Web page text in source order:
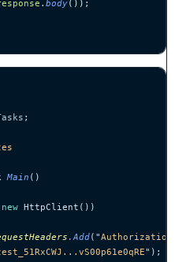
. body()) ;
;
Main ()
new HttpClient())
. Add( "Authorization
" );